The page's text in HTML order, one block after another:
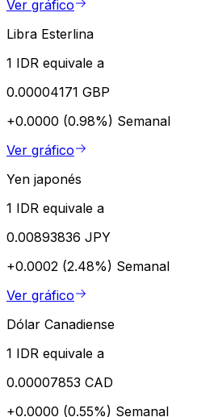
Ver gráfico
Libra Esterlina
1 IDR equivale a
0.00004171 GBP
+0.0000 (0.98%) Semanal
Ver gráfico
Yen japonés
1 IDR equivale a
0.00893836 JPY
+0.0002 (2.48%) Semanal
Ver gráfico
Dólar Canadiense
1 IDR equivale a
0.00007853 CAD
+0.0000 (0.55%) Semanal